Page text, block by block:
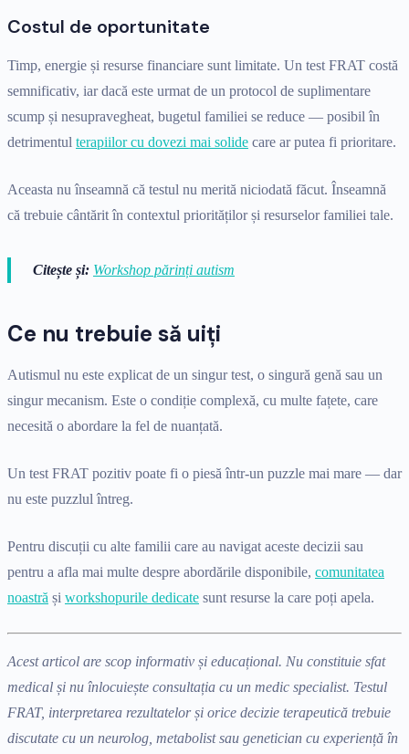
Costul de oportunitate
Timp, energie și resurse financiare sunt limitate. Un test FRAT costă
semnificativ, iar dacă este urmat de un protocol de suplimentare
scump și nesupravegheat, bugetul familiei se reduce — posibil în
detrimentul terapiilor cu dovezi mai solide care ar putea fi prioritare.
Aceasta nu înseamnă că testul nu merită niciodată făcut. Înseamnă
că trebuie cântărit în contextul priorităților și resurselor familiei tale.
Citește și: Workshop părinți autism
Ce nu trebuie să uiți
Autismul nu este explicat de un singur test, o singură genă sau un
singur mecanism. Este o condiție complexă, cu multe fațete, care
necesită o abordare la fel de nuanțată.
Un test FRAT pozitiv poate fi o piesă într-un puzzle mai mare — dar
nu este puzzlul întreg.
Pentru discuții cu alte familii care au navigat aceste decizii sau
pentru a afla mai multe despre abordările disponibile, comunitatea
noastră și workshopurile dedicate sunt resurse la care poți apela.
Acest articol are scop informativ și educațional. Nu constituie sfat
medical și nu înlocuiește consultația cu un medic specialist. Testul
FRAT, interpretarea rezultatelor și orice decizie terapeutică trebuie
discutate cu un neurolog, metabolist sau genetician cu experiență în